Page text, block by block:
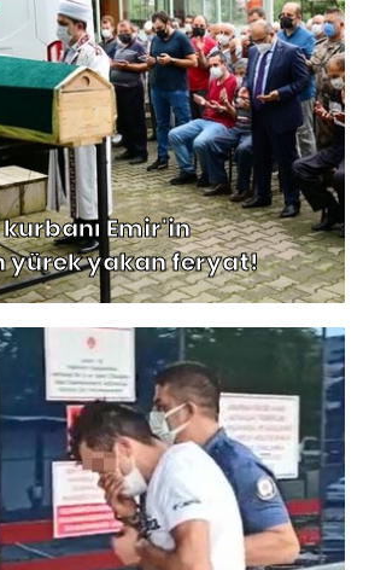
Emir'in
yürek yakan feryat!